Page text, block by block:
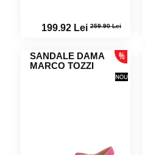
199.92 Lei 259.90 Lei
SANDALE DAMA
MARCO TOZZI